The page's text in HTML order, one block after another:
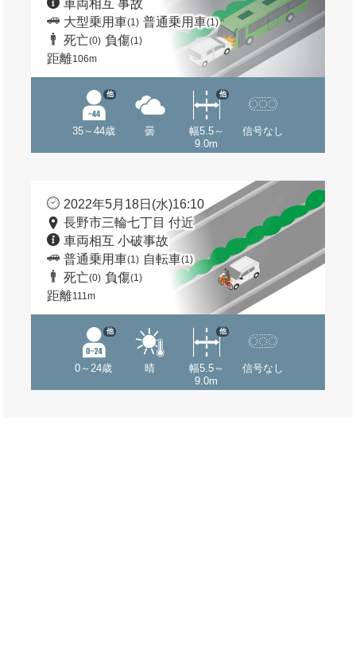
車両相互 事故
大型乗用車(1) 普通乗用車(1)
死亡(0) 負傷(1)
距離106m
35～44歳
他
曇
幅5.5～
9.0m
他
信号なし
2022年5月18日(水)16:10
長野市三輪七丁目 付近
車両相互 小破事故
普通乗用車(1) 自転車(1)
死亡(0) 負傷(1)
距離111m
0～24歳
他
晴
幅5.5～
9.0m
他
信号なし